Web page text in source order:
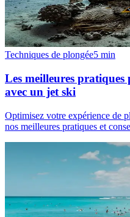
Techniques de plongée5 min
Les meilleures
avec un jet ski
Optimisez votre expérience de
nos meilleures pratiques et